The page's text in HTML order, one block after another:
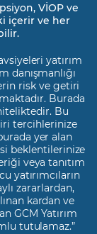
VİOP ve
içerir ve her
yatırım
danışmanlığı
risk ve getiri
Burada
Bu
tercihlerinize
yer alan
beklentilerinize
veya tanıtım
yatırımcıların
zararlardan,
kardan ve
GCM Yatırım
tutulamaz.”